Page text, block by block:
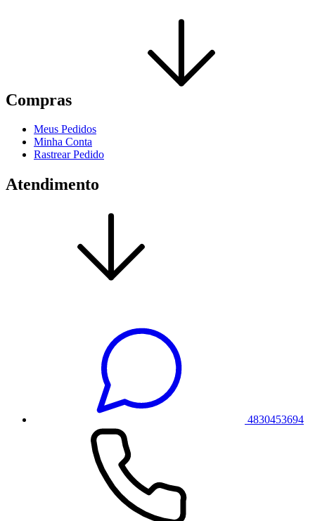
Compras
Meus Pedidos
Minha Conta
Rastrear Pedido
Atendimento
4830453694